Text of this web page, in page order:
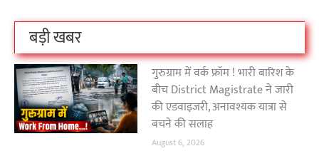
बड़ी खबर
गुरुग्राम में वर्क फ्रॉम ! भारी बारिश के
बीच District Magistrate ने जारी
की एडवाइजरी, अनावश्यक यात्रा से
बचने की सलाह
August 6, 2026